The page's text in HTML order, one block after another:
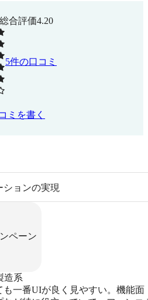
総合評価4.20
5件の口コミ
ミを書く
ションの実現
ペーン
造系
も一番UIが良く見やすい。機能面